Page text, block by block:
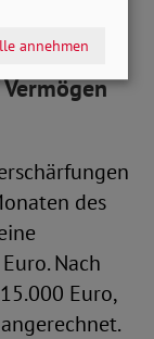
des
Nach
Euro,
annehmen